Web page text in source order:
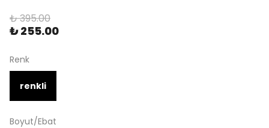
₺ 395.00
₺ 255.00
Renk
renkli
Boyut/Ebat